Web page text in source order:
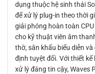
dụng thuộc hệ sinh thái
để xử lý plug-in theo thời
giải phóng hoàn toàn
cho kỹ thuật viên âm
thờ, sân khấu biểu diễn
định tuyệt đối. Với thiết
xử lý đáng tin cậy, Waves